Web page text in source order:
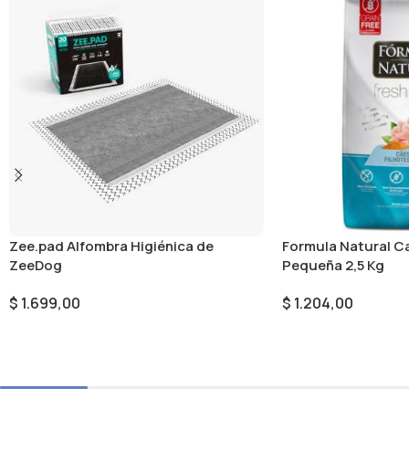
Zee.pad Alfombra Higiénica de
ZeeDog
$ 1.699,00
Formula Natural
Pequeña 2,5 Kg
$ 1.204,00